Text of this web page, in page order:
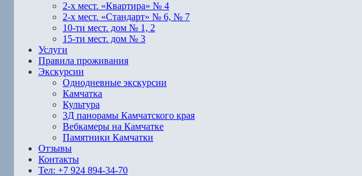
2-х мест. «Квартира» № 4
2-х мест. «Стандарт» № 6, № 7
10-ти мест. дом № 1, 2
15-ти мест. дом № 3
Услуги
Правила проживания
Экскурсии
Однодневные экскурсии
Камчатка
Культура
3Д панорамы Камчатского края
Вебкамеры на Камчатке
Памятники Камчатки
Отзывы
Контакты
Тел: +7 924 894-34-70